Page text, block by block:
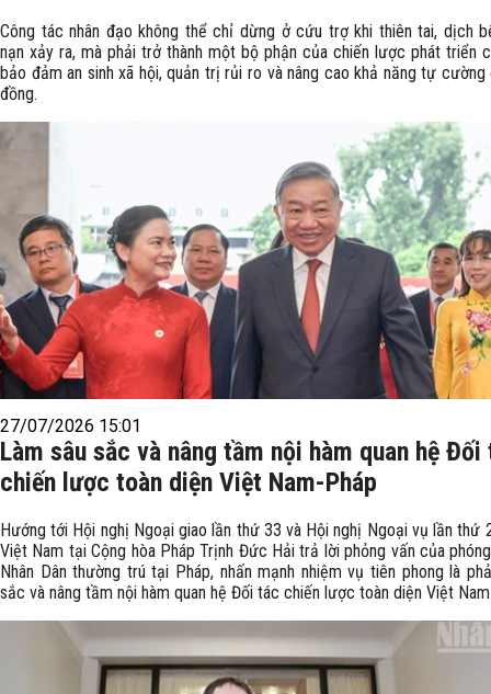
Công tác nhân đạo không thể chỉ dừng ở cứu trợ khi thiên tai, dịch
nạn xảy ra, mà phải trở thành một bộ phận của chiến lược phát triển
bảo đảm an sinh xã hội, quản trị rủi ro và nâng cao khả năng tự
đồng.
27/07/2026 15:01
Làm sâu sắc và nâng tầm nội hàm quan hệ Đối
chiến lược toàn diện Việt Nam-Pháp
Hướng tới Hội nghị Ngoại giao lần thứ 33 và Hội nghị Ngoại vụ lần thứ
Việt Nam tại Cộng hòa Pháp Trịnh Đức Hải trả lời phỏng vấn của
Nhân Dân thường trú tại Pháp, nhấn mạnh nhiệm vụ tiên phong là
sắc và nâng tầm nội hàm quan hệ Đối tác chiến lược toàn diện Việt